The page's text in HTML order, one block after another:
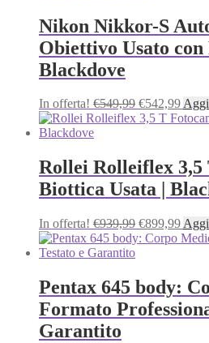
€67,99.€65,99.
Nikon Nikkor-S
Obiettivo Usato con
Blackdove
In offerta! €549,99 Il
prezzo
€549,99.
€542,99Il
Rollei Rolleiflex 3,5
Biottica Usata |
In offerta! €939,99 Il
prezzo
€939,99.
€899,99Il
Pentax 645 body:
Formato
Garantito